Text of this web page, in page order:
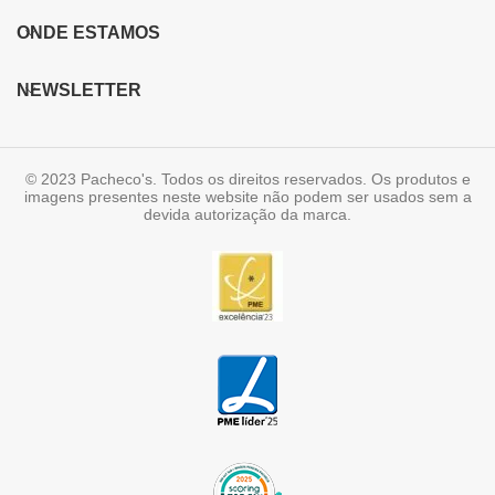
ONDE ESTAMOS
NEWSLETTER
© 2023 Pacheco's. Todos os direitos reservados. Os produtos e
imagens presentes neste website não podem ser usados sem a
devida autorização da marca.